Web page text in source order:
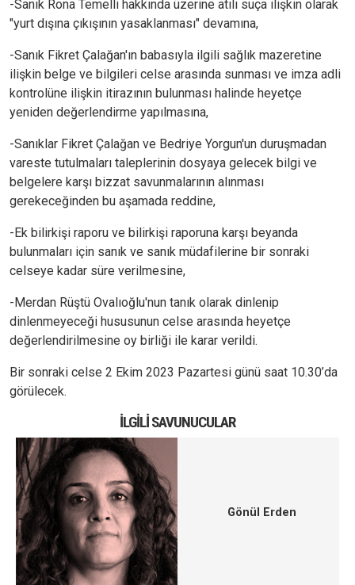
-Sanık Rona Temelli hakkında üzerine atılı suça ilişkin olarak
"yurt dışına çıkışının yasaklanması" devamına,
-Sanık Fikret Çalağan'ın babasıyla ilgili sağlık mazeretine
ilişkin belge ve bilgileri celse arasında sunması ve imza adli
kontrolüne ilişkin itirazının bulunması halinde heyetçe
yeniden değerlendirme yapılmasına,
-Sanıklar Fikret Çalağan ve Bedriye Yorgun'un duruşmadan
vareste tutulmaları taleplerinin dosyaya gelecek bilgi ve
belgelere karşı bizzat savunmalarının alınması
gerekeceğinden bu aşamada reddine,
-Ek bilirkişi raporu ve bilirkişi raporuna karşı beyanda
bulunmaları için sanık ve sanık müdafilerine bir sonraki
celseye kadar süre verilmesine,
-Merdan Rüştü Ovalıoğlu'nun tanık olarak dinlenip
dinlenmeyeceği hususunun celse arasında heyetçe
değerlendirilmesine oy birliği ile karar verildi.
Bir sonraki celse 2 Ekim 2023 Pazartesi günü saat 10.30’da
görülecek.
İLGILI SAVUNUCULAR
Gönül Erden